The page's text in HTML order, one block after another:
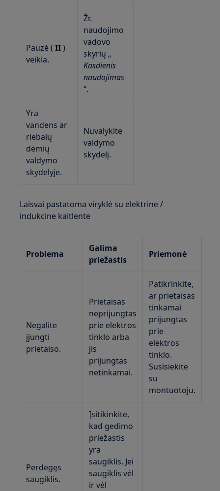
Pauzė (II)
veikia.
Žr.
naudojimo
vadovo
skyrių „
Kasdienis
naudojimas
“.
Yra
vandens ar
riebalų
dėmių
valdymo
skydelyje.
Nuvalykite
valdymo
skydelį.
Laisvai pastatoma viryklė su elektrine /
indukcine kaitlente
Problema
Galima
priežastis
Priemonė
Negalite
įjungti
prietaiso.
Prietaisas
neprijungtas
prie elektros
tinklo arba
jis
prijungtas
netinkamai.
Patikrinkite,
ar prietaisas
tinkamai
prijungtas
prie
elektros
tinklo.
Susisiekite
su
montuotoju.
Perdegęs
saugiklis.
Įsitikinkite,
kad gedimo
priežastis
yra
saugiklis. Jei
saugiklis vėl
ir vėl